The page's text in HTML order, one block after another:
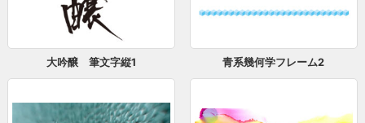
大吟醸 筆文字縦1 青系幾何学フレーム2